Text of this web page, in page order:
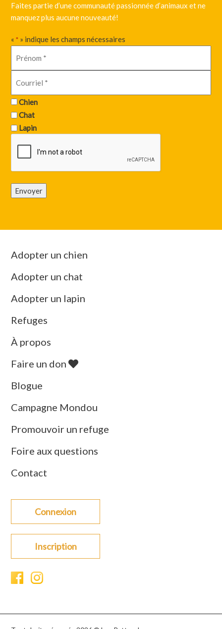
Faites partie d’une communauté passionnée d’animaux et ne
manquez plus aucune nouveauté!
«* » indique les champs nécessaires
Chien
Chat
Lapin
Envoyer
Adopter un chien
Adopter un chat
Adopter un lapin
Refuges
À propos
Faire un don
Blogue
Campagne Mondou
Promouvoir un refuge
Foire aux questions
Contact
Connexion
Inscription